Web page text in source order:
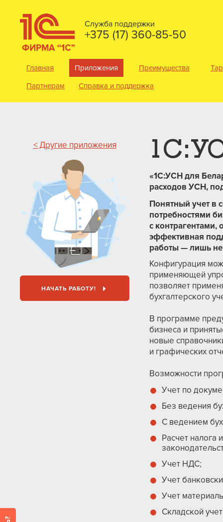
Служба поддержки
+375 (17) 360-85-50
Главная Приложения Преимущества
Партнерам
Справка и поддержка
< Другие приложения
НАЧАТЬ РАБОТУ!
«1С:УСН для
расходов УСН,
Понятный учет в
потребностями
с
эффективная
работы — лишь
Конфигурация
применяющей
позволяет
бухгалтерского
В программе
бизнеса и
новые
и графических
Возможности
Учет по
Без ведения
С ведением
Расчет налога
Учет НДC;
Учет
Учет
Складской